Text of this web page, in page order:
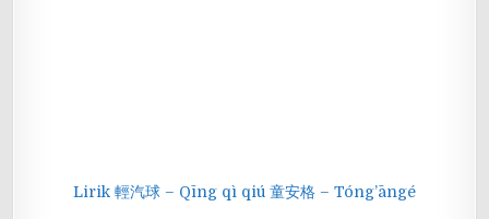
Lirik 輕汽球 – Qīng qì qiú 童安格 – Tóng’āngé